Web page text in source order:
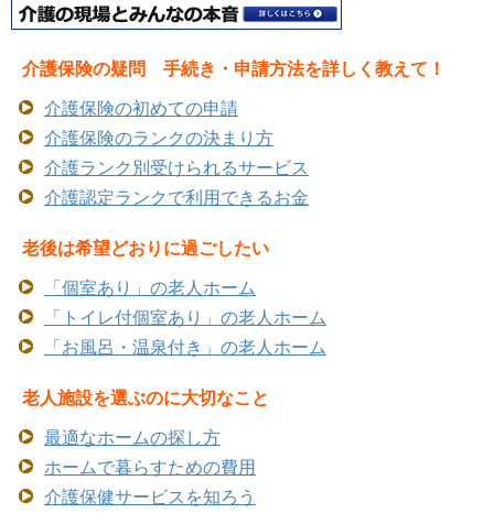
介護保険の疑問 手続き・申請方法を詳しく教えて！
介護保険の初めての申請
介護保険のランクの決まり方
介護ランク別受けられるサービス
介護認定ランクで利用できるお金
老後は希望どおりに過ごしたい
「個室あり」の老人ホーム
「トイレ付個室あり」の老人ホーム
「お風呂・温泉付き」の老人ホーム
老人施設を選ぶのに大切なこと
最適なホームの探し方
ホームで暮らすための費用
介護保健サービスを知ろう